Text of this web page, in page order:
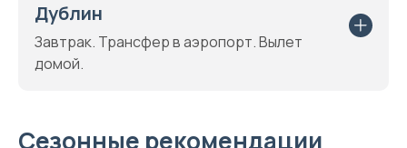
Дублин
Завтрак. Трансфер в аэропорт. Вылет
домой.
Сезонные рекомендации